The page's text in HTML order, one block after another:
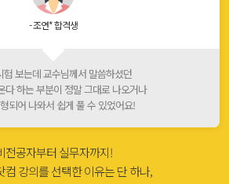
- 조연* 합격생
험 보는데 교수님께서 말씀하셨던
다 하는 부분이 정말 그대로 나오거나
되어 나와서 쉽게 풀 수 있었어요!
전공자부터 실무자까지!
컴 강의를 선택한 이유는 단 하나,